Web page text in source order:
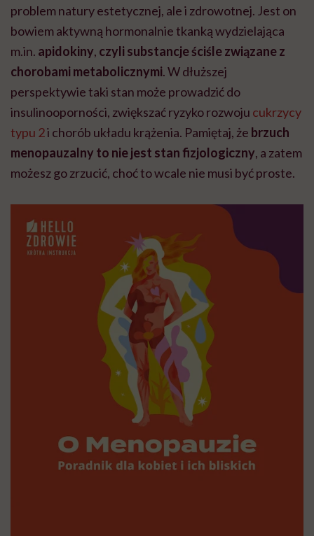
problem natury estetycznej, ale i zdrowotnej. Jest on
bowiem aktywną hormonalnie tkanką wydzielająca
m.in. apidokiny, czyli substancje ściśle związane z
chorobami metabolicznymi. W dłuższej
perspektywie taki stan może prowadzić do
insulinooporności, zwiększać ryzyko rozwoju cukrzycy
typu 2i chorób układu krążenia. Pamiętaj, że brzuch
menopauzalny to nie jest stan fizjologiczny, a zatem
możesz go zrzucić, choć to wcale nie musi być proste.